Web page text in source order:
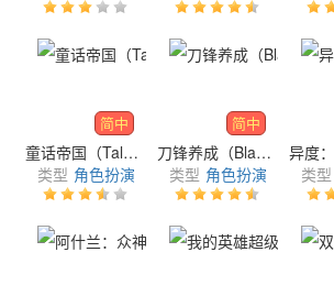
简中
童话帝国（Tales of Fairy Empire）
类型 角色扮演
简中
刀锋养成（Blade Idle）
类型 角色扮演
类型